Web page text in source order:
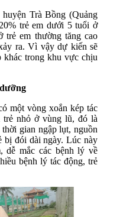
Trà Bồng (Quảng
trẻ em dưới 5 tuổi ở
em thường tăng cao
ra. Vì vậy dự kiến ​​sẽ
khác trong khu vực chịu
một vòng xoắn kép tác
trẻ nhỏ ở vùng lũ, đó là
gian ngập lụt, nguồn
bị đói dài ngày. Lúc này
dễ mắc các bệnh lý về
bệnh lý tác động, trẻ